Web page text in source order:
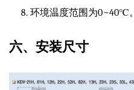
环境温度范围为0~40℃。
六、安装尺寸